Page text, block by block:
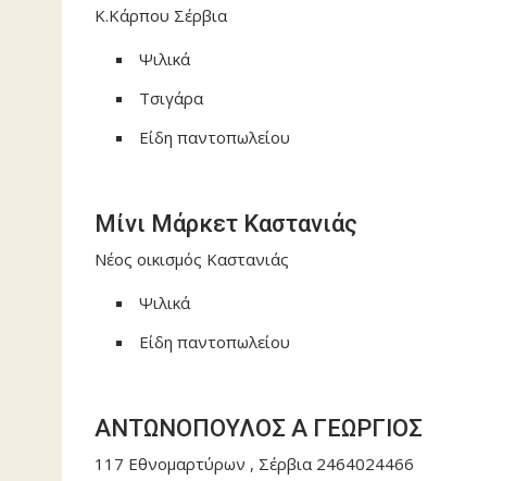
Κ.Κάρπου Σέρβια
Ψιλικά
Τσιγάρα
Είδη παντοπωλείου
Μίνι Μάρκετ Καστανιάς
Νέος οικισμός Καστανιάς
Ψιλικά
Είδη παντοπωλείου
ΑΝΤΩΝΟΠΟΥΛΟΣ Α ΓΕΩΡΓΙΟΣ
117 Εθνομαρτύρων , Σέρβια 2464024466